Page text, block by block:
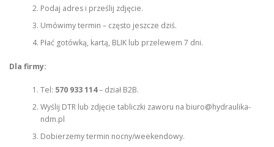
Podaj adres i prześlij zdjęcie.
Umówimy termin – często jeszcze dziś.
Płać gotówką, kartą, BLIK lub przelewem 7 dni.
Dla firmy:
Tel: 570 933 114– dział B2B.
Wyślij DTR lub zdjęcie tabliczki zaworu na biuro@hydraulika-
ndm.pl
Dobierzemy termin nocny/weekendowy.